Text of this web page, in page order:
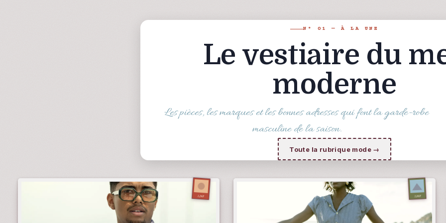
N° 01 — À LA UNE
Le vestiaire du
moderne
Les pièces, les marques et les bonnes adresses qui font la garde-robe
masculine de la saison.
Toute la rubrique mode →